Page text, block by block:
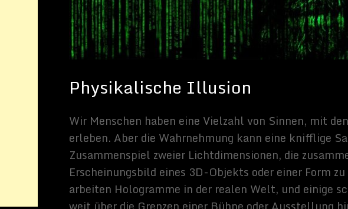
ersten Ahnungen dieser merkwürdigen Ideeentstanden in den 1970er Jahren, als
Wissenschaftler über die Eigenschaften eines Schwarzen Lochs diskutierten und
darüber, wie die Entropie eines Objekts unter Einhaltung des zweiten
thermodynamischen Gesetzes verloren gehen könnte. Wie Paul Matt Sutter, ein
Astrophysiker, in einemInterview mit Fraser Cainsagte, „ist der Informationsgehalt
sondern zu seiner Oberfläche„.